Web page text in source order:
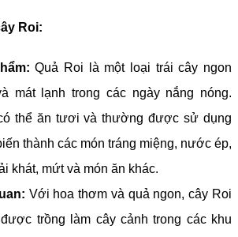
Roi:
Quả Roi là một loại trái cây ngon
mát lạnh trong các ngày nắng nóng.
thể ăn tươi và thường được sử dụng
thành các món tráng miệng, nước ép,
khát, mứt và món ăn khác.
Với hoa thơm và quả ngon, cây Roi
trồng làm cây cảnh trong các khu